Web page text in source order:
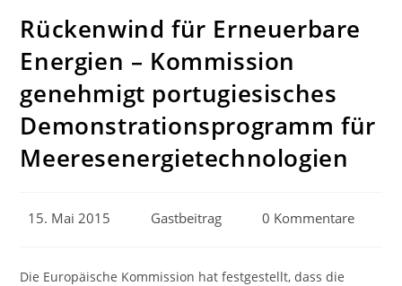
Rückenwind für Erneuerbare
Energien – Kommission
genehmigt portugiesisches
Demonstrationsprogramm für
Meeresenergietechnologien
Beitrag
15. Mai 2015
Beitrags-
Gastbeitrag
Beitrags-
0 Kommentare
Die Europäische Kommission hat festgestellt, dass die